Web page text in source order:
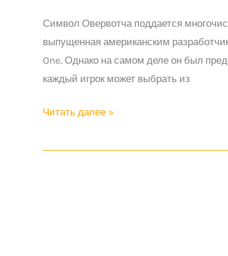
Символ Овервотча поддается
выпущенная американским
One. Однако на самом деле он был
каждый игрок может выбрать из
Символ
Читать далее »